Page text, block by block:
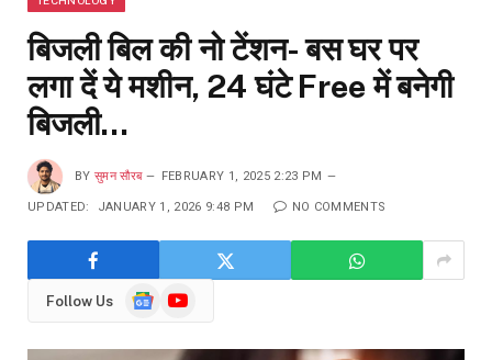
बिजली बिल की नो टेंशन- बस घर पर
लगा दें ये मशीन, 24 घंटे Free में बनेगी
बिजली…
BY सुमन सौरब FEBRUARY 1, 2025 2:23 PM
UPDATED: JANUARY 1, 2026 9:48 PM NO COMMENTS
Follow Us
GoogleYouTube